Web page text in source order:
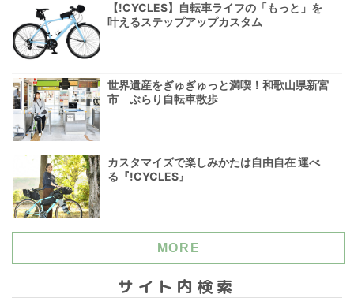
【!CYCLES】自転車ライフの「もっと」を
叶えるステップアップカスタム
世界遺産をぎゅぎゅっと満喫！和歌山県新宮
市 ぶらり自転車散歩
カスタマイズで楽しみかたは自由自在 運べ
る『!CYCLES』
MORE
サイト内検索